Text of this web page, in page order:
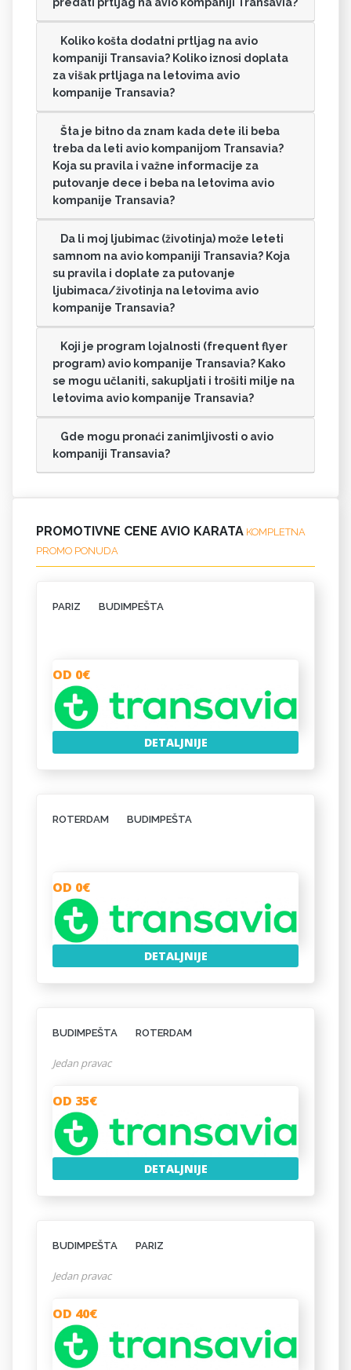
Koliko košta dodatni prtljag na avio
kompaniji Transavia? Koliko iznosi doplata
za višak prtljaga na letovima avio
kompanije Transavia?
Šta je bitno da znam kada dete ili beba
treba da leti avio kompanijom Transavia?
Koja su pravila i važne informacije za
putovanje dece i beba na letovima avio
kompanije Transavia?
Da li moj ljubimac (životinja) može leteti
samnom na avio kompaniji Transavia? Koja
su pravila i doplate za putovanje
ljubimaca/životinja na letovima avio
kompanije Transavia?
Koji je program lojalnosti (frequent flyer
program) avio kompanije Transavia? Kako
se mogu učlaniti, sakupljati i trošiti milje na
letovima avio kompanije Transavia?
Gde mogu pronaći zanimljivosti o avio
kompaniji Transavia?
PROMOTIVNE CENE AVIO KARATA KOMPLETNA
PROMO PONUDA
PARIZ BUDIMPEŠTA
OD 0€
DETALJNIJE
ROTERDAM BUDIMPEŠTA
OD 0€
DETALJNIJE
BUDIMPEŠTA ROTERDAM
Jedan pravac
OD 35€
DETALJNIJE
BUDIMPEŠTA PARIZ
Jedan pravac
OD 40€